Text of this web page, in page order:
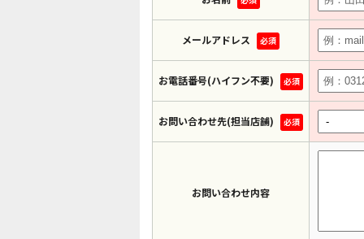
メールアドレス 必須
お電話番号(ハイフン不要) 必須
お問い合わせ先(担当店舗) 必須
お問い合わせ内容